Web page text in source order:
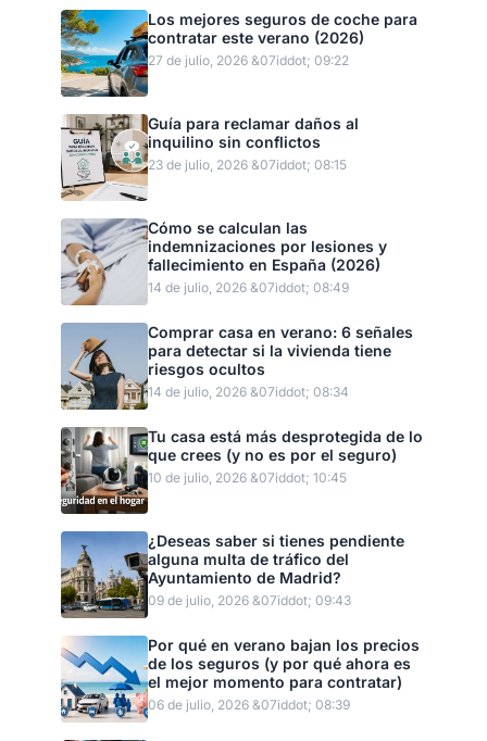
Los mejores seguros de coche para
contratar este verano (2026)
27 de julio, 2026 &07iddot; 09:22
Guía para reclamar daños al
inquilino sin conflictos
23 de julio, 2026 &07iddot; 08:15
Cómo se calculan las
indemnizaciones por lesiones y
fallecimiento en España (2026)
14 de julio, 2026 &07iddot; 08:49
Comprar casa en verano: 6 señales
para detectar si la vivienda tiene
riesgos ocultos
14 de julio, 2026 &07iddot; 08:34
Tu casa está más desprotegida de lo
que crees (y no es por el seguro)
10 de julio, 2026 &07iddot; 10:45
¿Deseas saber si tienes pendiente
alguna multa de tráfico del
Ayuntamiento de Madrid?
09 de julio, 2026 &07iddot; 09:43
Por qué en verano bajan los precios
de los seguros (y por qué ahora es
el mejor momento para contratar)
06 de julio, 2026 &07iddot; 08:39